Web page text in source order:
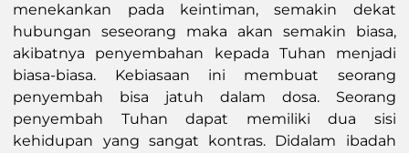
menekankan pada keintiman, semakin dekat
hubungan seseorang maka akan semakin biasa,
akibatnya penyembahan kepada Tuhan menjadi
biasa-biasa. Kebiasaan ini membuat seorang
penyembah bisa jatuh dalam dosa. Seorang
penyembah Tuhan dapat memiliki dua sisi
kehidupan yang sangat kontras. Didalam ibadah